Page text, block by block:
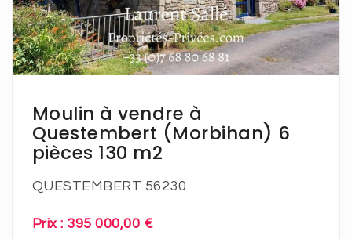
Moulin à vendre à
Questembert (Morbihan) 6
pièces 130 m2
QUESTEMBERT 56230
Prix : 395 000,00 €
En savoir plus